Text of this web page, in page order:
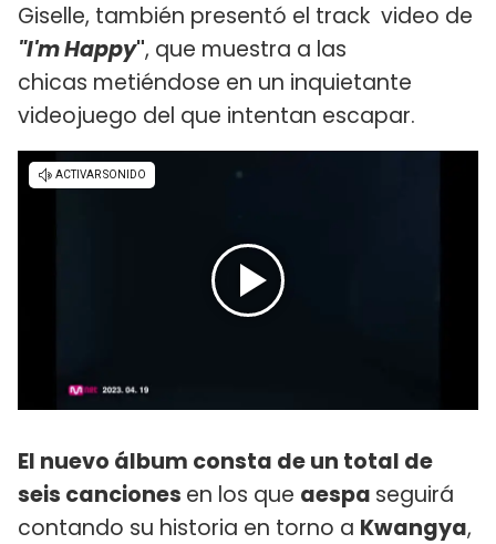
Giselle, también presentó el track video de
"I'm Happy", que muestra a las
chicas metiéndose en un inquietante
videojuego del que intentan escapar.
El nuevo álbum consta de un total de
seis canciones en los que aespa seguirá
contando su historia en torno a Kwangya,